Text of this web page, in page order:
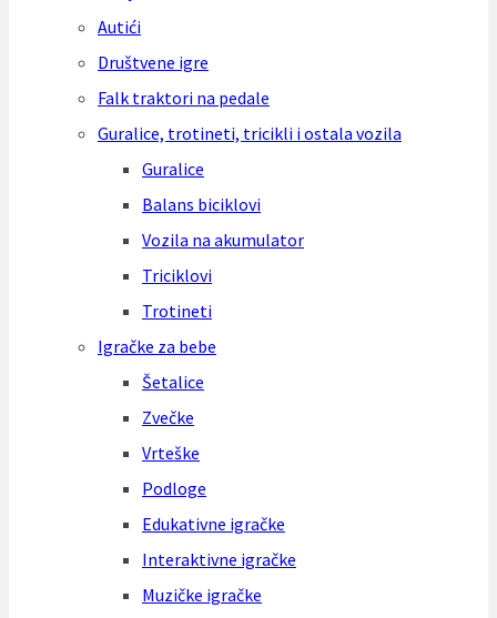
Autići
Društvene igre
Falk traktori na pedale
Guralice, trotineti, tricikli i ostala vozila
Guralice
Balans biciklovi
Vozila na akumulator
Triciklovi
Trotineti
Igračke za bebe
Šetalice
Zvečke
Vrteške
Podloge
Edukativne igračke
Interaktivne igračke
Muzičke igračke